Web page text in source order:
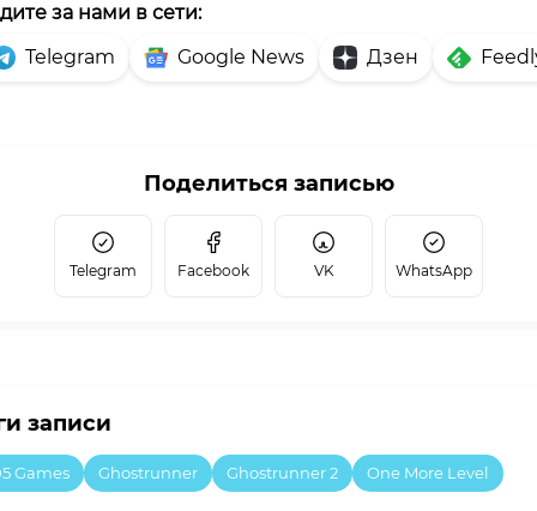
за нами в сети:
Telegram
Google News Дзен
Поделиться записью
Telegram Facebook VK WhatsApp
записи
Games Ghostrunner Ghostrunner 2 One More Level